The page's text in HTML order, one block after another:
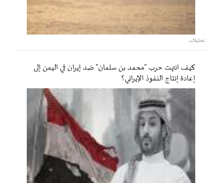
تحليلات
كيف انتهت حرب "محمد بن سلمان" ضد إيران في اليمن إلى
إعادة إنتاج النفوذ الإيراني؟